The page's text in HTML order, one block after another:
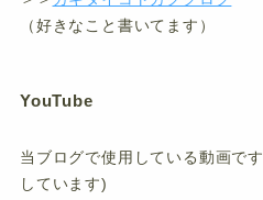
（好きなこと書いてます）
YouTube
当ブログで使用している動画で
しています)